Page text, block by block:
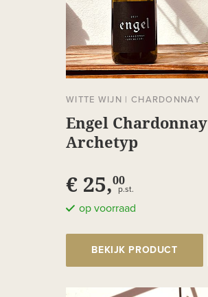
WITTE WIJN | CHARDONNAY
Engel Chardonnay
Archetyp
€ 25,00
p.st.
op voorraad
BEKIJK PRODUCT